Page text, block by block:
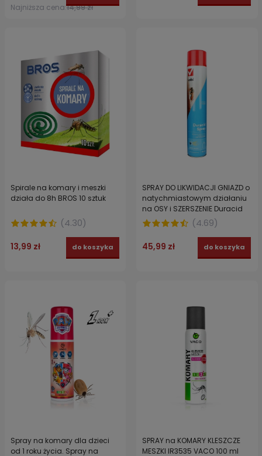
Najniższa cena:14,99 zł
Spirale na komary i meszki
działa do 8h BROS 10 sztuk
(4.30)
13,99 zł do koszyka
SPRAY DO LIKWIDACJI GNIAZD o
natychmiastowym działaniu
na OSY i SZERSZENIE Duracid
750 ml
(4.69)
45,99 zł do koszyka
Spray na komary dla dzieci
od 1 roku życia. Spray na
SPRAY na KOMARY KLESZCZE
MESZKI IR3535 VACO 100 ml